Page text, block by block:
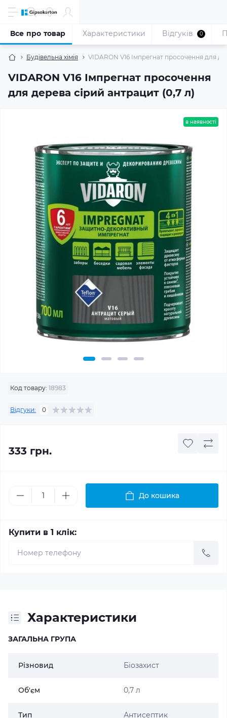
Будівельна хімія VIDARON V16 Імпрегнат просочення для
VIDARON V16 Імпрегнат просочення
для дерева сірий антрацит (0,7 л)
Все про товар Характеристики Відгуків 0
в наявності
Код товару: 18983
Відгуки: 0
333 грн.
До кошика
Купити в 1 клік:
Характеристики
ЗАГАЛЬНА ГРУПА
Різновид Біозахист
Об'єм 0,7 л
Тип Антисептик